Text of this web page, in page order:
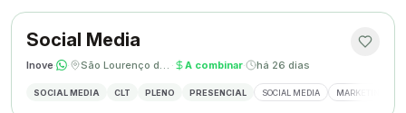
Social Media
Inove· · São Lourenço do Oeste, SC · A combinar· há 26 dias
SOCIAL MEDIA CLT PLENO PRESENCIAL SOCIAL MEDIA MARKETING